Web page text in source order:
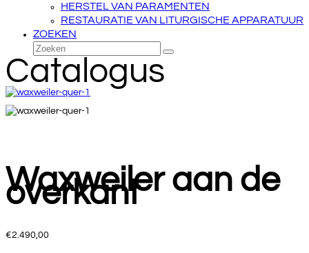
HERSTEL VAN PARAMENTEN
RESTAURATIE VAN LITURGISCHE APPARATUUR
ZOEKEN
Zoeken
Verzenden
Catalogus
Waxweiler aan de
overkant
€2.490,00